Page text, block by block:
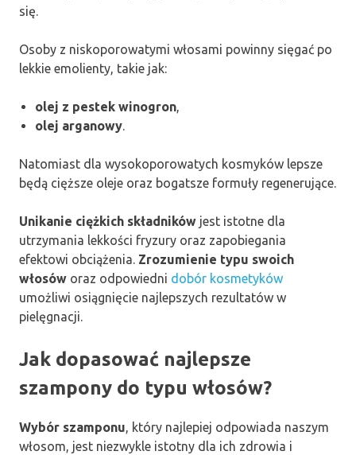
się.
Osoby z niskoporowatymi włosami powinny sięgać po
lekkie emolienty, takie jak:
olej z pestek winogron
olej arganowy
Natomiast dla wysokoporowatych kosmyków lepsze
będą cięższe oleje oraz bogatsze formuły regenerujące.
Unikanie ciężkich składników jest istotne dla
utrzymania lekkości fryzury oraz zapobiegania
efektowi obciążenia. Zrozumienie typu swoich
włosów oraz odpowiedni dobór kosmetyków
umożliwi osiągnięcie najlepszych rezultatów w
pielęgnacji.
Jak dopasować najlepsze
szampony do typu włosów?
Wybór szamponu, który najlepiej odpowiada naszym
włosom, jest niezwykle istotny dla ich zdrowia i